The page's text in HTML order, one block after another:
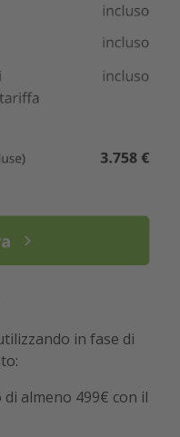
in fase di
almeno 499€ con il